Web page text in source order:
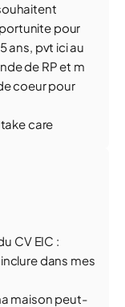
pour
ans, pvt ici au
de RP et m
coeur pour
care
CV EIC :
dans mes
maison peut-